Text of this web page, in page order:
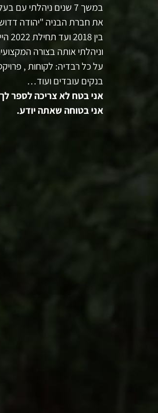
במשך 7 שנים ניהלתי עם בעלי יהודה דדוש ז"ל
את חברת הבניה "יהודה
בין 2018 ועד תחילת 2022 הייתי מנכ"לית החברה
וניהלתי אותה בצורה
על כל רבדיה: לקוחות ,
בנקים עובדים ועוד…
אני בטח לא צריכה לספר
אני בטוחה שאתה יודע.